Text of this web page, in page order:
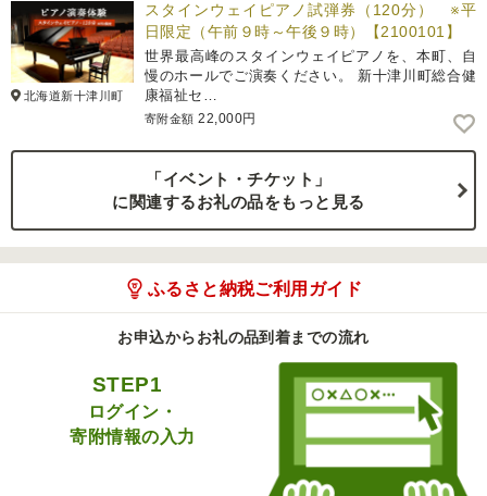
北海道新十津川町
スタインウェイピアノ試弾券（120分） ※平
日限定（午前９時～午後９時）【2100101】
世界最高峰のスタインウェイピアノを、本町、自
慢のホールでご演奏ください。 新十津川町総合健
康福祉セ…
寄附金額 22,000円
「イベント・チケット」
に関連するお礼の品をもっと見る
ふるさと納税ご利用ガイド
お申込からお礼の品到着までの流れ
STEP1
ログイン・
寄附情報の入力